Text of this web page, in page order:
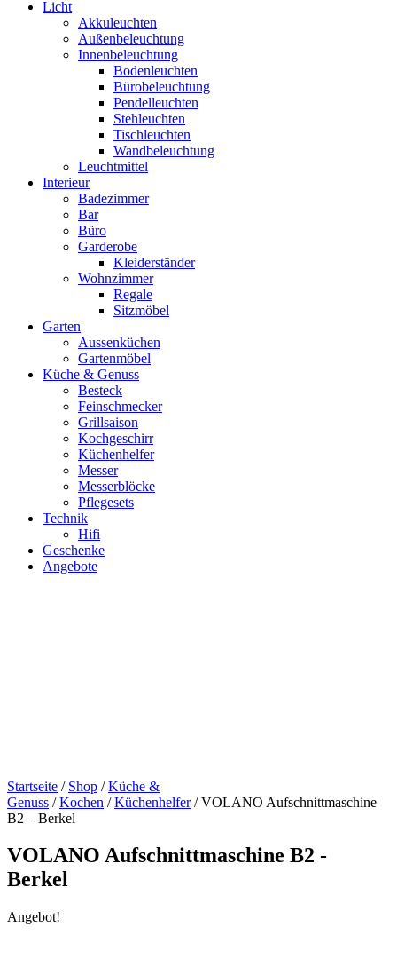
Licht
Akkuleuchten
Außenbeleuchtung
Innenbeleuchtung
Bodenleuchten
Bürobeleuchtung
Pendelleuchten
Stehleuchten
Tischleuchten
Wandbeleuchtung
Leuchtmittel
Interieur
Badezimmer
Bar
Büro
Garderobe
Kleiderständer
Wohnzimmer
Regale
Sitzmöbel
Garten
Aussenküchen
Gartenmöbel
Küche & Genuss
Besteck
Feinschmecker
Grillsaison
Kochgeschirr
Küchenhelfer
Messer
Messerblöcke
Pflegesets
Technik
Hifi
Geschenke
Angebote
Startseite / Shop /Küche &
Genuss /Kochen /Küchenhelfer/ VOLANO Aufschnittmaschine
B2 – Berkel
VOLANO Aufschnittmaschine B2 -
Berkel
Angebot!